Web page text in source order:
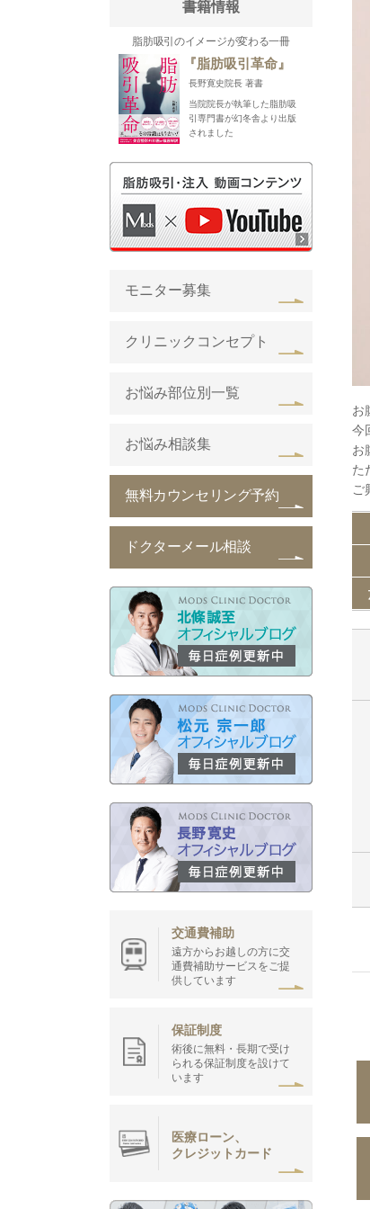
お
今
お
た
ご
書籍情報
脂肪吸引のイメージが変わる一冊
『脂肪吸引革命』
長野寛史院長 著書
当院院長が執筆した脂肪吸
引専門書が幻冬舎より出版
されました
モニター募集
クリニックコンセプト
お悩み部位別一覧
お悩み相談集
無料カウンセリング予約
ドクターメール相談
交通費補助
遠方からお越しの方に交
通費補助サービスをご提
供しています
保証制度
術後に無料・長期で受け
られる保証制度を設けて
います
医療ローン、
クレジットカード